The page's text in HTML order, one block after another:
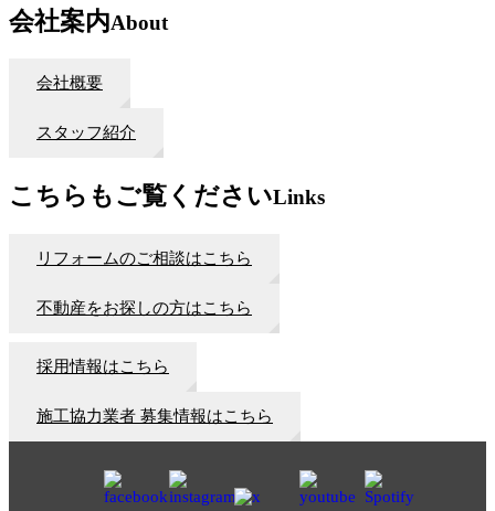
会社案内About
会社概要
スタッフ紹介
こちらもご覧くださいLinks
リフォームのご相談はこちら
不動産をお探しの方はこちら
採用情報はこちら
施工協力業者 募集情報はこちら